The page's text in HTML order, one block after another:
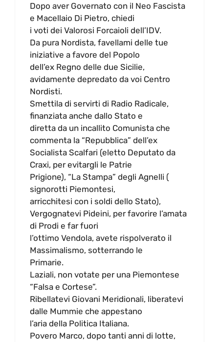
Dopo aver Governato con il Neo Fascista
e Macellaio Di Pietro, chiedi
i voti dei Valorosi Forcaioli dell’IDV.
Da pura Nordista, favellami delle tue
iniziative a favore del Popolo
dell’ex Regno delle due Sicilie,
avidamente depredato da voi Centro
Nordisti.
Smettila di servirti di Radio Radicale,
finanziata anche dallo Stato e
diretta da un incallito Comunista che
commenta la “Repubblica” dell’ex
Socialista Scalfari (eletto Deputato da
Craxi, per evitargli le Patrie
Prigione), “La Stampa” degli Agnelli (
signorotti Piemontesi,
arricchitesi con i soldi dello Stato),
Vergognatevi Pideini, per favorire l’amata
di Prodi e far fuori
l’ottimo Vendola, avete rispolverato il
Massimalismo, sotterrando le
Primarie.
Laziali, non votate per una Piemontese
“Falsa e Cortese”.
Ribellatevi Giovani Meridionali, liberatevi
dalle Mummie che appestano
l’aria della Politica Italiana.
Povero Marco, dopo tanti anni di lotte,